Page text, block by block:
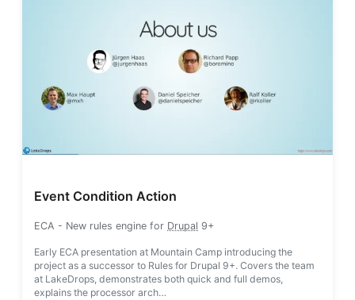
Event Condition Action
ECA - New rules engine for Drupal 9+
Early ECA presentation at Mountain Camp introducing the
project as a successor to Rules for Drupal 9+. Covers the team
at LakeDrops, demonstrates both quick and full demos,
explains the processor arch…